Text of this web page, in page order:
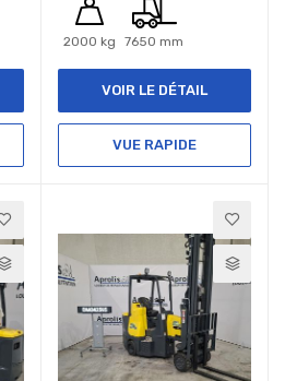
2000 kg 7650 mm
VOIR LE DÉTAIL
VUE RAPIDE